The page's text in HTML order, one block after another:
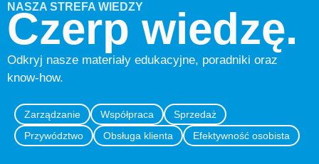
NASZA STREFA WIEDZY
Czerp wiedzę.
Odkryj nasze materiały edukacyjne, poradniki oraz
know-how.
Zarządzanie Współpraca
Sprzedaż
Przywództwo
Obsługa klienta Efektywność osobista